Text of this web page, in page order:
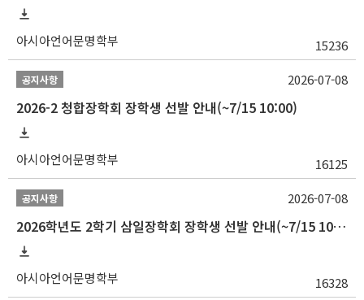
아시아언어문명학부 15236
공지사항
2026-2 청합장학회 장학생 선발 안내(~7/15 10:00)
아시아언어문명학부 16125
2026-07-08
공지사항
2026학년도 2학기 삼일장학회 장학생 선발 안내(~7/15 10:00)
아시아언어문명학부 16328
2026-07-08